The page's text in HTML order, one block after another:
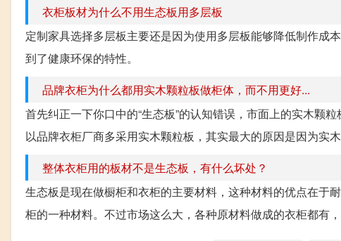
衣柜板材为什么不用生态板用多层板
定制家具选择多层板主要还是因为使用多层板能够降低制作成
到了健康环保的特性。
品牌衣柜为什么都用实木颗粒板做柜体，而不用更好...
首先纠正一下你口中的“生态板”的认知错误，市面上的实木颗
以品牌衣柜厂商多采用实木颗粒板，其实最大的原因是因为实
整体衣柜用的板材不是生态板，有什么坏处？
生态板是现在做橱柜和衣柜的主要材料，这种材料的优点在于
柜的一种材料。不过市场这么大，各种原材料做成的衣柜都有